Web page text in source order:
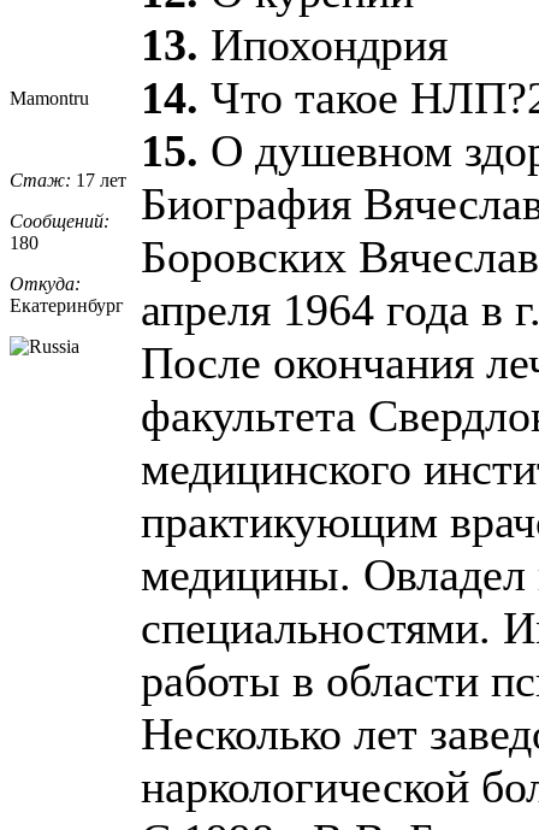
Mamontru
Стаж: 17 лет
Сообщений:
180
Откуда:
Екатеринбург
13. Ипохондрия
14. Что такое
15. О душевном
Биография
Боровских
апреля 1964 года в
После окончания
факультета
медицинского
практикующим
медицины. Овладел
специальностями.
работы в области
Несколько лет
наркологической